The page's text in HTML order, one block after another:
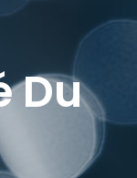
Du